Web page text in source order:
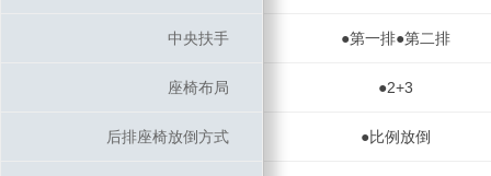
中央扶手 ●第一排●第二排
座椅布局 ●2+3
后排座椅放倒方式 ●比例放倒
中央扶手
座椅布局
后排座椅放倒方式